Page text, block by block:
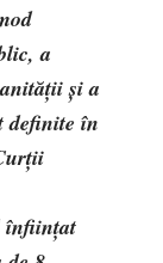
a
şi a
definite în
înfiinţat